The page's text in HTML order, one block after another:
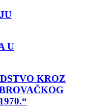
U
KROZ